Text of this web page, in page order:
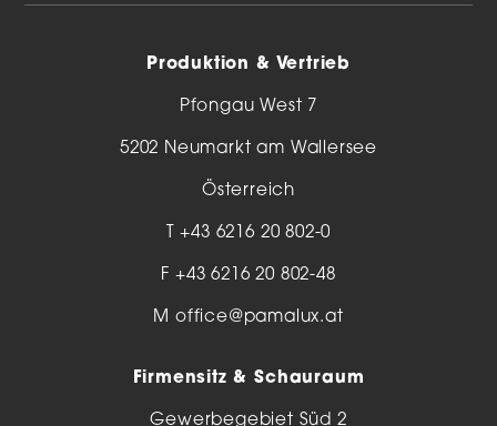
Produktion & Vertrieb
Pfongau West 7
5202 Neumarkt am Wallersee
Österreich
T+43 6216 20 802-0
F +43 6216 20 802-48
M office@pamalux.at
Firmensitz & Schauraum
Gewerbegebiet Süd 2